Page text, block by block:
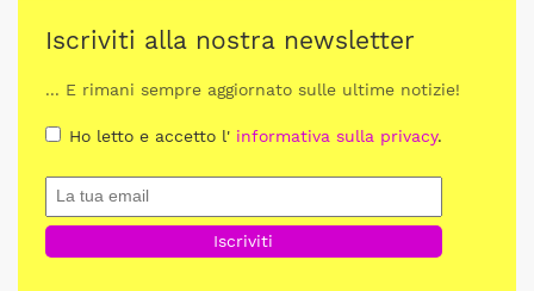
Iscriviti alla nostra newsletter
... E rimani sempre aggiornato sulle ultime notizie!
Ho letto e accetto l' informativa sulla privacy.